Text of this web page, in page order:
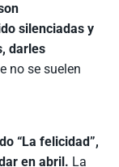
silenciadas y
darles
no se suelen
“La felicidad”,
en abril. La